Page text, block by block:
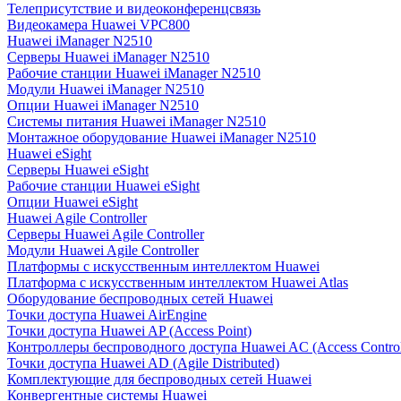
Телеприсутствие и видеоконференцсвязь
Видеокамера Huawei VPC800
Huawei iManager N2510
Серверы Huawei iManager N2510
Рабочие станции Huawei iManager N2510
Модули Huawei iManager N2510
Опции Huawei iManager N2510
Системы питания Huawei iManager N2510
Монтажное оборудование Huawei iManager N2510
Huawei eSight
Серверы Huawei eSight
Рабочие станции Huawei eSight
Опции Huawei eSight
Huawei Agile Controller
Серверы Huawei Agile Controller
Модули Huawei Agile Controller
Платформы с искусственным интеллектом Huawei
Платформа с искусственным интеллектом Huawei Atlas
Оборудование беспроводных сетей Huawei
Точки доступа Huawei AirEngine
Точки доступа Huawei AP (Access Point)
Контроллеры беспроводного доступа Huawei AC (Access
Точки доступа Huawei AD (Agile Distributed)
Комплектующие для беспроводных сетей Huawei
Конвергентные системы Huawei